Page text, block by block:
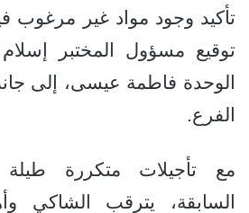
تأكيد وجود مواد غير مرغوب
توقيع مسؤول المختبر
الوحدة فاطمة عيسى، إلى
الفرع.
مع تأجيلات متكررة
السابقة، يترقب الشاكي